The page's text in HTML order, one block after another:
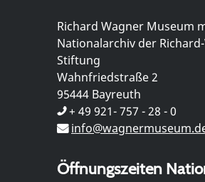
Richard Wagner Museum
Nationalarchiv der
Stiftung
Wahnfriedstraße 2
95444 Bayreuth
+ 49 921- 757 - 28 - 0
Öffnungszeiten